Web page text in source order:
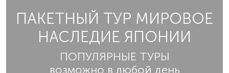
ПАКЕТНЫЙ ТУР МИРОВОЕ
НАСЛЕДИЕ ЯПОНИИ
ПОПУЛЯРНЫЕ ТУРЫ
возможно в любой день